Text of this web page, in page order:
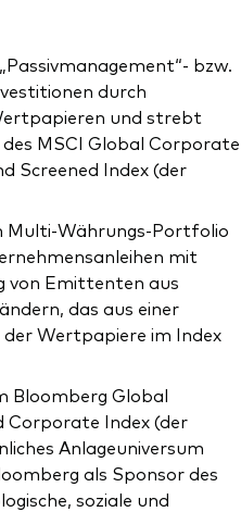
bzw.
durch
und strebt
MSCI Global Corporate
Screened Index (der
Multi-Währungs-Portfolio
mit
von Emittenten aus
das aus einer
Wertpapiere im Index
Bloomberg Global
Corporate Index (der
Anlageuniversum
als Sponsor des
soziale und